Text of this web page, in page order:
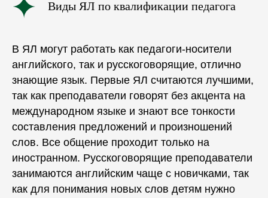
Виды ЯЛ по квалификации педагога
В ЯЛ могут работать как педагоги-носители
английского, так и русскоговорящие, отлично
знающие язык. Первые ЯЛ считаются лучшими,
так как преподаватели говорят без акцента на
международном языке и знают все тонкости
составления предложений и произношений
слов. Все общение проходит только на
иностранном. Русскоговорящие преподаватели
занимаются английским чаще с новичками, так
как для понимания новых слов детям нужно